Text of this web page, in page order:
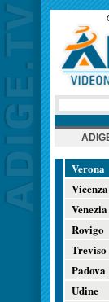
Verona
Vicenza
Venezia
Rovigo
Treviso
Padova
Udine